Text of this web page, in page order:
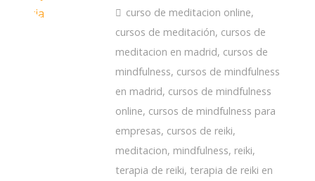
curso de meditacion online,
cursos de meditación, cursos de
meditacion en madrid, cursos de
mindfulness, cursos de mindfulness
en madrid, cursos de mindfulness
online, cursos de mindfulness para
empresas, cursos de reiki,
meditacion, mindfulness, reiki,
terapia de reiki, terapia de reiki en